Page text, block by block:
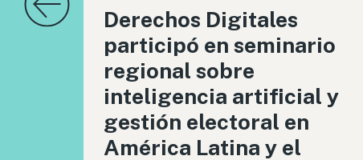
Derechos Digitales
participó en seminario
regional sobre
inteligencia artificial y
gestión electoral en
América Latina y el